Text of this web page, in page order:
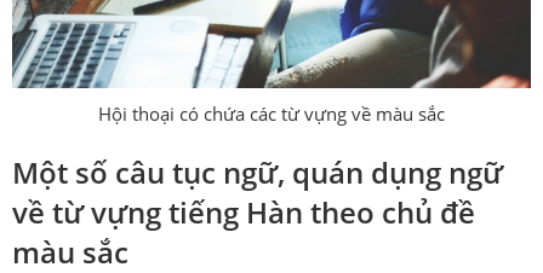
Hội thoại có chứa các từ vựng về màu sắc
Một số câu tục ngữ, quán dụng ngữ
về từ vựng tiếng Hàn theo chủ đề
màu sắc